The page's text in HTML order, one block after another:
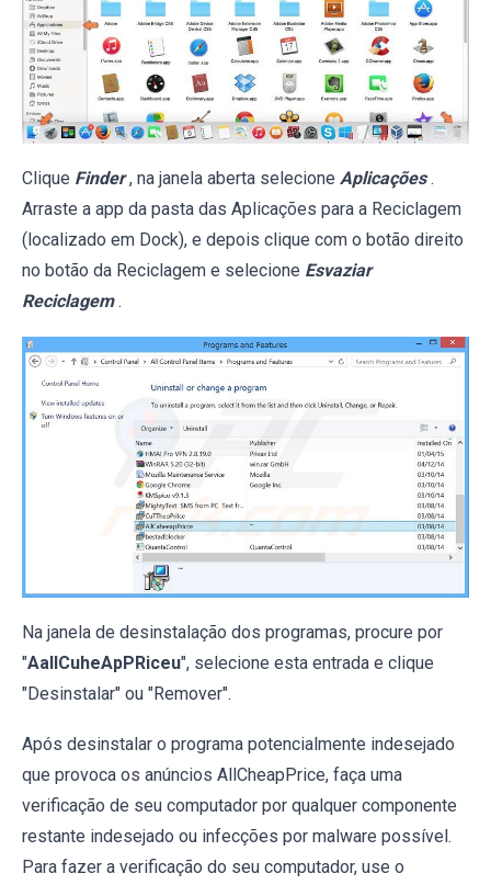
Clique Finder , na janela aberta selecione Aplicações .
Arraste a app da pasta das Aplicações para a Reciclagem
(localizado em Dock), e depois clique com o botão direito
no botão da Reciclagem e selecione Esvaziar
Reciclagem .
Na janela de desinstalação dos programas, procure por
"AallCuheApPRiceu", selecione esta entrada e clique
"Desinstalar" ou "Remover".
Após desinstalar o programa potencialmente indesejado
que provoca os anúncios AllCheapPrice, faça uma
verificação de seu computador por qualquer componente
restante indesejado ou infecções por malware possível.
Para fazer a verificação do seu computador, use o